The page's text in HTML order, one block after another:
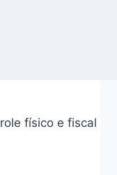
físico e fiscal